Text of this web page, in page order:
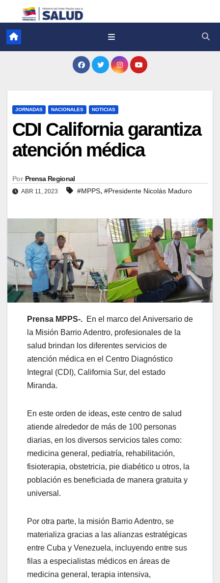
JORNADAS NACIONALES NOTICIAS
CDI California garantiza
atención médica
Por Prensa Regional
ABR 11, 2023 #MPPS, #Presidente Nicolás Maduro
Prensa MPPS-. En el marco del Aniversario de
la Misión Barrio Adentro, profesionales de la
salud brindan los diferentes servicios de
atención médica en el Centro Diagnóstico
Integral (CDI), California Sur, del estado
Miranda.
En este orden de ideas, este centro de salud
atiende alrededor de más de 100 personas
diarias, en los diversos servicios tales como:
medicina general, pediatría, rehabilitación,
fisioterapia, obstetricia, pie diabético u otros, la
población es beneficiada de manera gratuita y
universal.
Por otra parte, la misión Barrio Adentro, se
materializa gracias a las alianzas estratégicas
entre Cuba y Venezuela, incluyendo entre sus
filas a especialistas médicos en áreas de
medicina general, terapia intensiva,